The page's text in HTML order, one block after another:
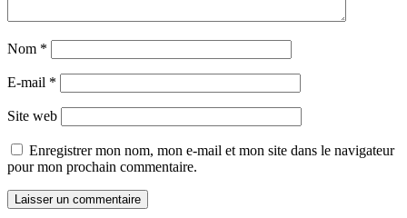
Nom *
E-mail *
Site web
Enregistrer mon nom, mon e-mail et mon site dans le navigateur
pour mon prochain commentaire.